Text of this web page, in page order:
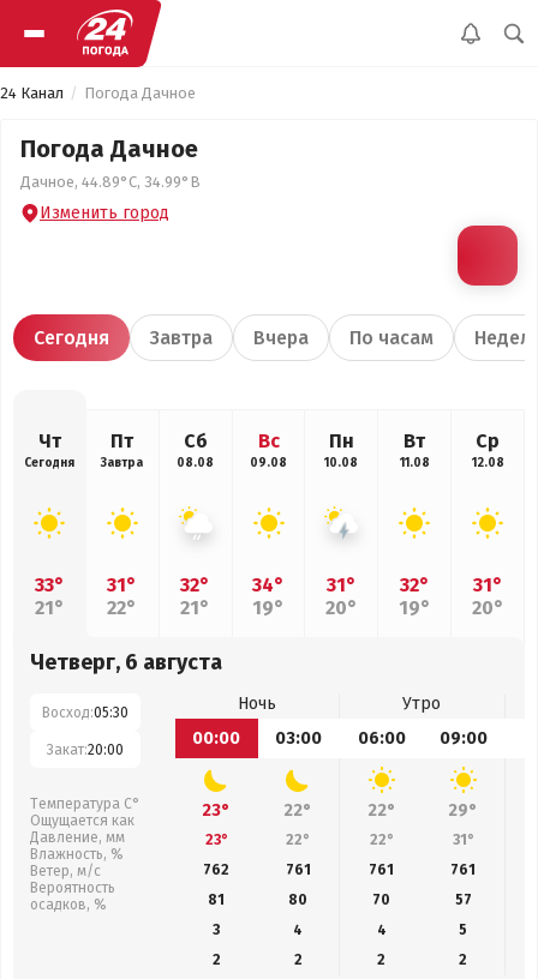
24 Канал Погода Дачное
Погода Дачное
Дачное, 44.89°С, 34.99°В
Изменить город
Сегодня Завтра Вчера По часам
Чт
Сегодня
33°
21°
Пт
Завтра
31°
22°
Сб
08.08
32°
21°
Вс
09.08
34°
19°
Пн
10.08
31°
20°
Вт
11.08
32°
19°
Ср
12.08
31°
20°
Четверг, 6 августа
Восход:05:30
Закат:20:00
Температура С°
Ощущается как
Давление, мм
Влажность, %
Ветер, м/с
Вероятность
осадков, %
Ночь
Утро
00:00
03:00 06:00 09:00
23° 22° 22° 29°
23° 22° 22° 31°
762
761 761 761
81
80 70 57
3
4 4
5
2
2 2 2